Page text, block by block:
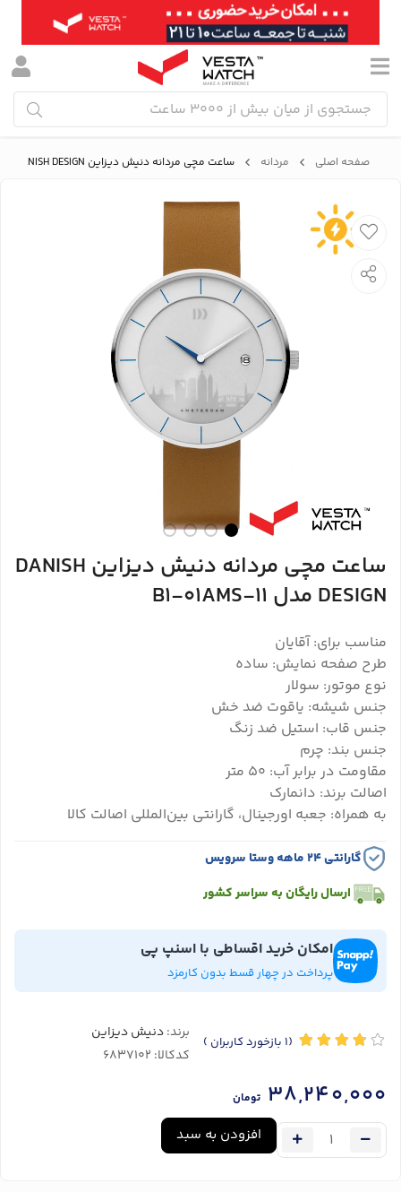
صفحه اصلی مردانه ساعت مچی مردانه دنیش دیزاین DANISH DESIGN مدل 11-B1-01AMS
ساعت مچی مردانه دنیش دیزاین DANISH
DESIGN مدل 11-B1-01AMS
مناسب برای: آقایان
طرح صفحه نمایش: ساده
نوع موتور: سولار
جنس شیشه: یاقوت ضد خش
جنس قاب: استیل ضد زنگ
جنس بند: چرم
مقاومت در برابر آب: 50 متر
اصالت برند: دانمارک
به همراه: جعبه اورجینال، گارانتی بین‌المللی اصالت کالا
گارانتی ۲۴ ماهه وستا سرویس
ارسال رایگان به سراسر کشور
امکان خرید اقساطی با اسنپ پی
پرداخت در چهار قسط بدون کارمزد
(1 بازخورد کاربران ) برند:دنیش دیزاین
کدکالا:
38,240,000 تومان
افزودن به سبد